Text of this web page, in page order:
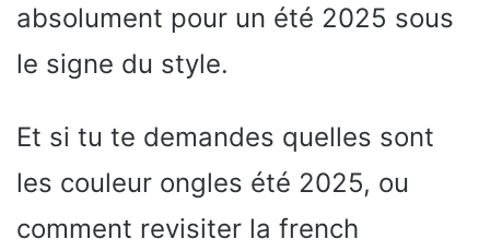
absolument pour un été 2025 sous
le signe du style.
Et si tu te demandes quelles sont
les couleur ongles été 2025, ou
comment revisiter la french